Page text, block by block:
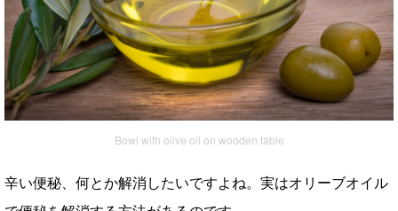
Bowl with olive oil on wooden table
辛い便秘、何とか解消したいですよね。実はオリーブオイル